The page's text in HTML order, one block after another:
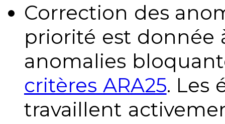
Correction des
priorité est donnée
anomalies
critères ARA25. Les
travaillent